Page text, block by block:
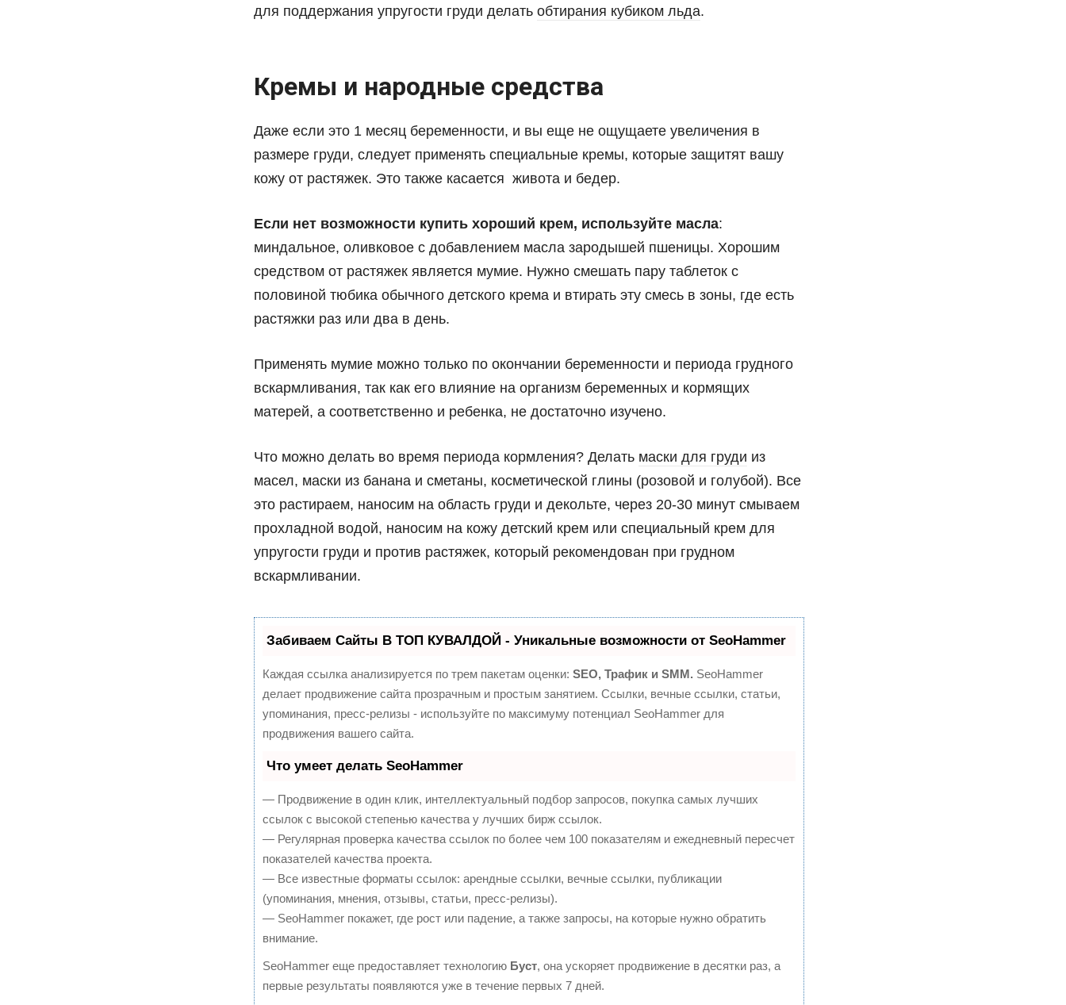
для поддержания упругости груди делать обтирания кубиком льда.
Кремы и народные средства
Даже если это 1 месяц беременности, и вы еще не ощущаете увеличения в
размере груди, следует применять специальные кремы, которые защитят вашу
кожу от растяжек. Это также касается живота и бедер.
Если нет возможности купить хороший крем, используйте масла:
миндальное, оливковое с добавлением масла зародышей пшеницы. Хорошим
средством от растяжек является мумие. Нужно смешать пару таблеток с
половиной тюбика обычного детского крема и втирать эту смесь в зоны, где есть
растяжки раз или два в день.
Применять мумие можно только по окончании беременности и периода грудного
вскармливания, так как его влияние на организм беременных и кормящих
матерей, а соответственно и ребенка, не достаточно изучено.
Что можно делать во время периода кормления? Делать маски для груди из
масел, маски из банана и сметаны, косметической глины (розовой и голубой). Все
это растираем, наносим на область груди и декольте, через 20-30 минут смываем
прохладной водой, наносим на кожу детский крем или специальный крем для
упругости груди и против растяжек, который рекомендован при грудном
вскармливании.
Забиваем Сайты В ТОП КУВАЛДОЙ - Уникальные возможности от SeoHammer
Каждая ссылка анализируется по трем пакетам оценки: SEO, Трафик и SMM. SeoHammer
делает продвижение сайта прозрачным и простым занятием. Ссылки, вечные ссылки, статьи,
упоминания, пресс-релизы - используйте по максимуму потенциал SeoHammer для
продвижения вашего сайта.
Что умеет делать SeoHammer
— Продвижение в один клик, интеллектуальный подбор запросов, покупка самых лучших
ссылок с высокой степенью качества у лучших бирж ссылок.
— Регулярная проверка качества ссылок по более чем 100 показателям и ежедневный пересчет
показателей качества проекта.
— Все известные форматы ссылок: арендные ссылки, вечные ссылки, публикации
(упоминания, мнения, отзывы, статьи, пресс-релизы).
— SeoHammer покажет, где рост или падение, а также запросы, на которые нужно обратить
внимание.
SeoHammer еще предоставляет технологию Буст, она ускоряет продвижение в десятки раз, а
первые результаты появляются уже в течение первых 7 дней.